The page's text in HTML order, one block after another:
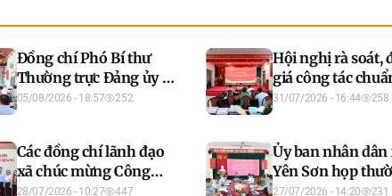
Đồng chí Phó Bí thư
Thường trực Đảng ủy xã
Yên Sơn dự sinh hoạt
05/08/2026 - 18:57 252
Hội nghị rà soát,
giá công tác
diễn tập tác chiến
31/07/2026 - 16:44 258
Các đồng chí lãnh đạo
xã chúc mừng Công
đoàn xã nhân kỷ niệm
28/07/2026 - 10:27 447
Ủy ban nhân dân
Yên Sơn họp
tháng 7/2026
27/07/2026 - 14:20 231